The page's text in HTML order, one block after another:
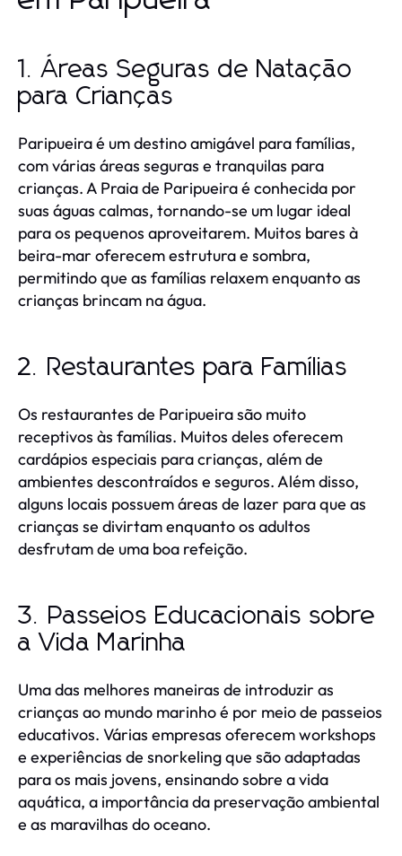
1. Áreas Seguras de Natação
para Crianças
Paripueira é um destino amigável para famílias,
com várias áreas seguras e tranquilas para
crianças. A Praia de Paripueira é conhecida por
suas águas calmas, tornando-se um lugar ideal
para os pequenos aproveitarem. Muitos bares à
beira-mar oferecem estrutura e sombra,
permitindo que as famílias relaxem enquanto as
crianças brincam na água.
2. Restaurantes para Famílias
Os restaurantes de Paripueira são muito
receptivos às famílias. Muitos deles oferecem
cardápios especiais para crianças, além de
ambientes descontraídos e seguros. Além disso,
alguns locais possuem áreas de lazer para que as
crianças se divirtam enquanto os adultos
desfrutam de uma boa refeição.
3. Passeios Educacionais sobre
a Vida Marinha
Uma das melhores maneiras de introduzir as
crianças ao mundo marinho é por meio de passeios
educativos. Várias empresas oferecem workshops
e experiências de snorkeling que são adaptadas
para os mais jovens, ensinando sobre a vida
aquática, a importância da preservação ambiental
e as maravilhas do oceano.